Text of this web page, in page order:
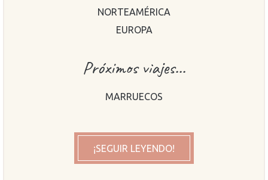
NORTEAMÉRICA
EUROPA
Próximos viajes...
MARRUECOS
¡SEGUIR LEYENDO!